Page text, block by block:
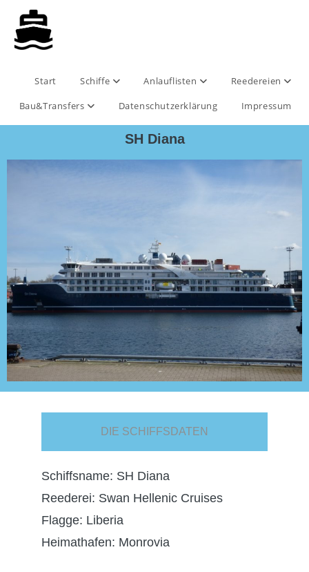
Start Schiffe Anlauflisten
Reedereien
Bau&Transfers
Datenschutzerklärung Impressum
SH Diana
DIE SCHIFFSDATEN
Schiffsname: SH Diana
Reederei: Swan Hellenic Cruises
Flagge: Liberia
Heimathafen: Monrovia